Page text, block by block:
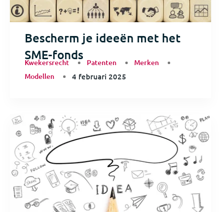
Bescherm je ideeën met het
SME-fonds
Kwekersrecht Patenten
Merken
Modellen
4 februari 2025